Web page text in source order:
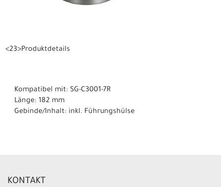
<23>Produktdetails
Kompatibel mit: SG-C3001-7R
Länge: 182 mm
Gebinde/Inhalt: inkl. Führungshülse
KONTAKT